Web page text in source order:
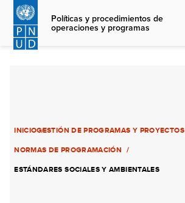
Skip
main
content
Políticas y procedimientos de
operaciones y programas
INICIOGESTIÓN DE PROGRAMAS Y PROYECTOS
NORMAS DE PROGRAMACIÓN
ESTÁNDARES SOCIALES Y AMBIENTALES